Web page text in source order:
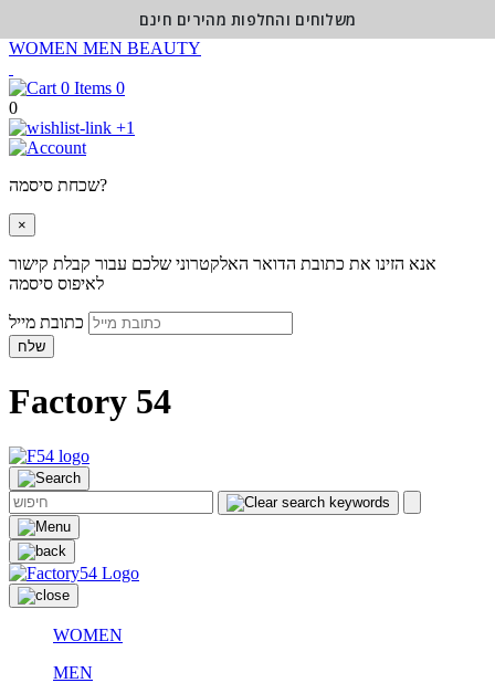
WOMEN MEN BEAUTY
0
0
+1
שכחת סיסמה?
×
אנא הזינו את כתובת הדואר האלקטרוני שלכם עבור קבלת קישור
לאיפוס סיסמה
שלח
Factory 54
WOMEN
MEN
משלוחים והחלפות מהירים חינם